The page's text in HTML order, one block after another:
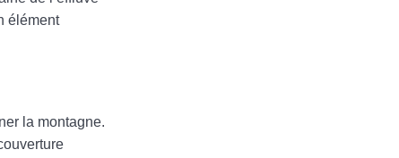
élément
la montagne.